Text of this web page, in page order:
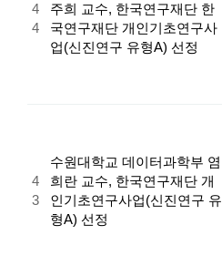
4
4
주희 교수, 한국연구재단 한
국연구재단 개인기초연구사
업(신진연구 유형A) 선정
4
3
수원대학교 데이터과학부 염
희란 교수, 한국연구재단 개
인기초연구사업(신진연구 유
형A) 선정